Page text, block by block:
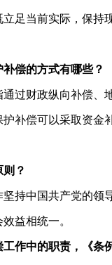
足当前实际，保
偿的方式有哪些？
过财政纵向补偿
补偿可以采取资
？
持中国共产党的
益相统一。
作中的职责，《条